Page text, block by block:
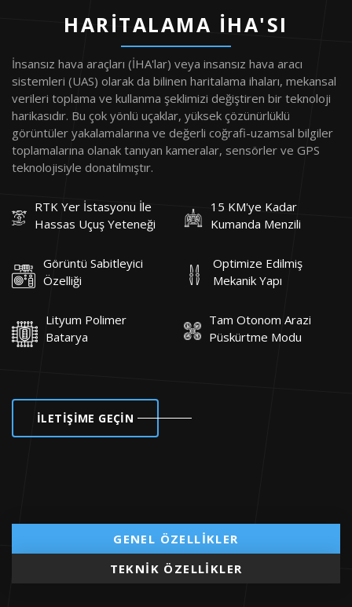
HARITALAMA İHA'SI
İnsansız hava araçları (İHA'lar) veya insansız hava aracı
sistemleri (UAS) olarak da bilinen haritalama ihaları, mekansal
verileri toplama ve kullanma şeklimizi değiştiren bir teknoloji
harikasıdır. Bu çok yönlü uçaklar, yüksek çözünürlüklü
görüntüler yakalamalarına ve değerli coğrafi-uzamsal bilgiler
toplamalarına olanak tanıyan kameralar, sensörler ve GPS
teknolojisiyle donatılmıştır.
RTK Yer İstasyonu İle
Hassas Uçuş Yeteneği
15 KM'ye Kadar
Kumanda Menzili
Görüntü Sabitleyici
Özelliği
Optimize Edilmiş
Mekanik Yapı
Lityum Polimer
Batarya
Tam Otonom Arazi
Püskürtme Modu
İLETİŞİME GEÇİN
GENEL ÖZELLIKLER
TEKNIK ÖZELLIKLER